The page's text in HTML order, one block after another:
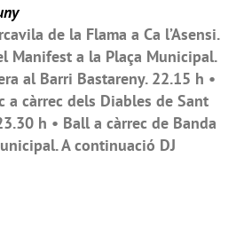
de la Flama a Ca l’Asensi.
Manifest a la Plaça Municipal.
al Barri Bastareny. 22.15 h •
a càrrec dels Diables de Sant
h • Ball a càrrec de Banda
A continuació DJ